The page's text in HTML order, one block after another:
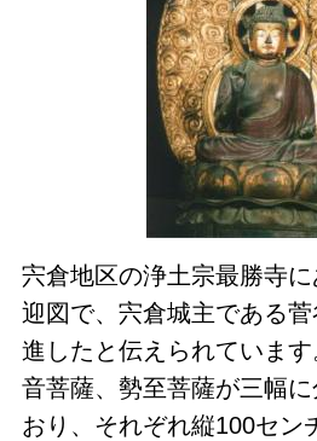
宍倉地区の浄土宗最勝寺
迎図で、宍倉城主である
進したと伝えられていま
音菩薩、勢至菩薩が三幅
おり、それぞれ縦100セン